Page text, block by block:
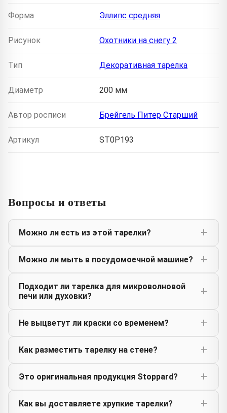
Форма Эллипс средняя
Рисунок Охотники на снегу 2
Тип Декоративная тарелка
Диаметр 200 мм
Автор росписи Брейгель Питер Старший
Артикул ST0P193
Вопросы и ответы
Можно ли есть из этой тарелки?
Можно ли мыть в посудомоечной машине?
Подходит ли тарелка для микроволновой
печи или духовки?
Не выцветут ли краски со временем?
Как разместить тарелку на стене?
Это оригинальная продукция Stoppard?
Как вы доставляете хрупкие тарелки?